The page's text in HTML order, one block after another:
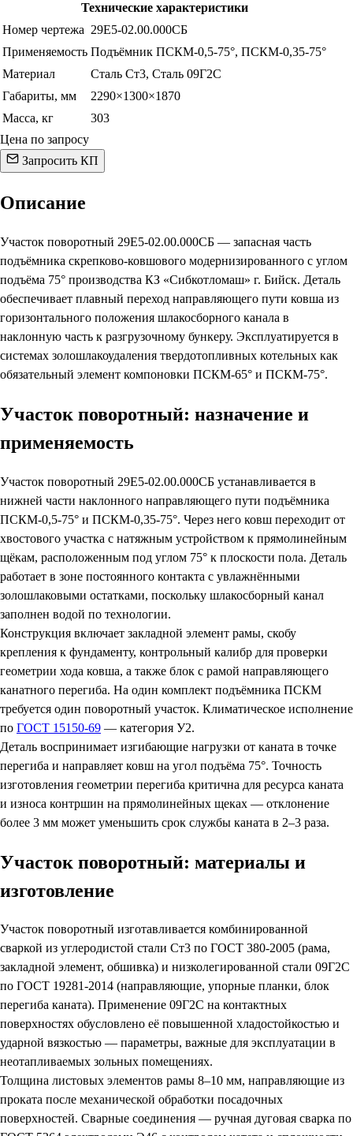
Технические характеристики
Номер чертежа 29Е5-02.00.000СБ
Применяемость Подъёмник ПСКМ-0,5-75°, ПСКМ-0,35-75°
Материал
Сталь Ст3, Сталь 09Г2С
Габариты, мм
2290×1300×1870
Масса, кг
303
Цена по запросу
Запросить КП
Описание
Участок поворотный 29Е5-02.00.000СБ — запасная часть
подъёмника скрепково-ковшового модернизированного с углом
подъёма 75° производства КЗ «Сибкотломаш» г. Бийск. Деталь
обеспечивает плавный переход направляющего пути ковша из
горизонтального положения шлакосборного канала в
наклонную часть к разгрузочному бункеру. Эксплуатируется в
системах золошлакоудаления твердотопливных котельных как
обязательный элемент компоновки ПСКМ-65° и ПСКМ-75°.
Участок поворотный: назначение и
применяемость
Участок поворотный 29Е5-02.00.000СБ устанавливается в
нижней части наклонного направляющего пути подъёмника
ПСКМ-0,5-75° и ПСКМ-0,35-75°. Через него ковш переходит от
хвостового участка с натяжным устройством к прямолинейным
щёкам, расположенным под углом 75° к плоскости пола. Деталь
работает в зоне постоянного контакта с увлажнёнными
золошлаковыми остатками, поскольку шлакосборный канал
заполнен водой по технологии.
Конструкция включает закладной элемент рамы, скобу
крепления к фундаменту, контрольный калибр для проверки
геометрии хода ковша, а также блок с рамой направляющего
канатного перегиба. На один комплект подъёмника ПСКМ
требуется один поворотный участок. Климатическое исполнение
по ГОСТ 15150-69 — категория У2.
Деталь воспринимает изгибающие нагрузки от каната в точке
перегиба и направляет ковш на угол подъёма 75°. Точность
изготовления геометрии перегиба критична для ресурса каната
и износа контршин на прямолинейных щеках — отклонение
более 3 мм может уменьшить срок службы каната в 2–3 раза.
Участок поворотный: материалы и
изготовление
Участок поворотный изготавливается комбинированной
сваркой из углеродистой стали Ст3 по ГОСТ 380-2005 (рама,
закладной элемент, обшивка) и низколегированной стали 09Г2С
по ГОСТ 19281-2014 (направляющие, упорные планки, блок
перегиба каната). Применение 09Г2С на контактных
поверхностях обусловлено её повышенной хладостойкостью и
ударной вязкостью — параметры, важные для эксплуатации в
неотапливаемых зольных помещениях.
Толщина листовых элементов рамы 8–10 мм, направляющие из
проката после механической обработки посадочных
поверхностей. Сварные соединения — ручная дуговая сварка по